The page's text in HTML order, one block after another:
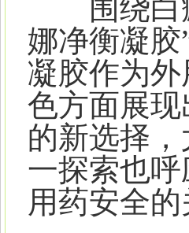
围绕白癜
娜净衡凝
凝胶作为
色方面展
的新选择
一探索也
用药安全的